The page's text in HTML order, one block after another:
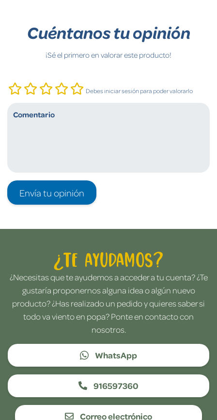
Cuéntanos tu opinión
¡Sé el primero en valorar este producto!
Debes iniciar sesión para poder valorarlo
Envía tu opinión
¿Te ayudamos?
¿Necesitas que te ayudemos a acceder a tu cuenta? ¿Te
gustaría proponernos alguna idea o algún nuevo
producto? ¿Has realizado un pedido y quieres saber si
todo va viento en popa? Ponte en contacto con
nosotros.
WhatsApp
916597360
Correo electrónico